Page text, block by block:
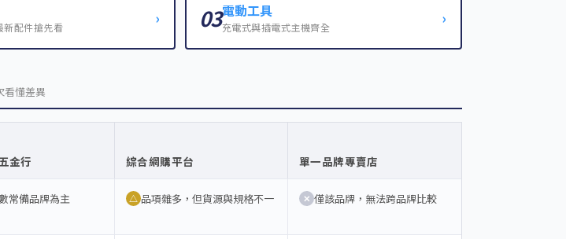
新配件搶先看 › 03電動工具
充電式與插電式主機齊全 ›
看懂差異
金行 綜合網購平台 單一品牌專賣店
常備品牌為主 △ 品項雜多，但貨源與規格不一 ✕ 僅該品牌，無法跨品牌比較